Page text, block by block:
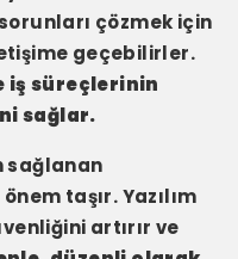
çözmek için
geçebilirler.
iş süreçlerinin
sağlar.
sağlanan
taşır. Yazılım
artırır ve